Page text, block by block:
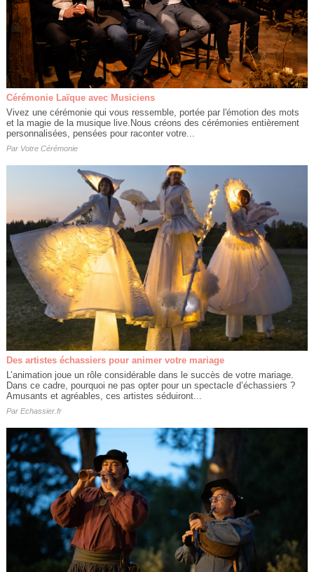
Cérémonie Laïque avec Musiciens
Vivez une cérémonie qui vous ressemble, portée par l'émotion des mots
et la magie de la musique live.Nous créons des cérémonies entièrement
personnalisées, pensées pour raconter votre...
Par Votre Cérémonie
Des artistes échassiers pour animer votre mariage
L’animation joue un rôle considérable dans le succès de votre mariage.
Dans ce cadre, pourquoi ne pas opter pour un spectacle d’échassiers ?
Amusants et agréables, ces artistes séduiront...
Par Echassier.fr